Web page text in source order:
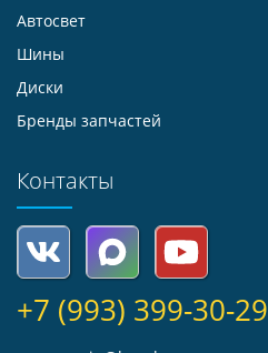
Автосвет
Шины
Диски
Бренды запчастей
Контакты
+7 (993) 399-30-29